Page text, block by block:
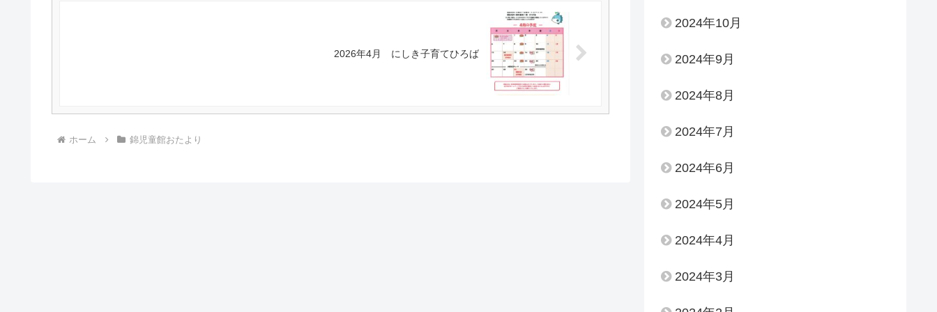
2026年4月 にしき子育てひろば
ホーム 錦児童館おたより
2024年10月
2024年9月
2024年8月
2024年7月
2024年6月
2024年5月
2024年4月
2024年3月